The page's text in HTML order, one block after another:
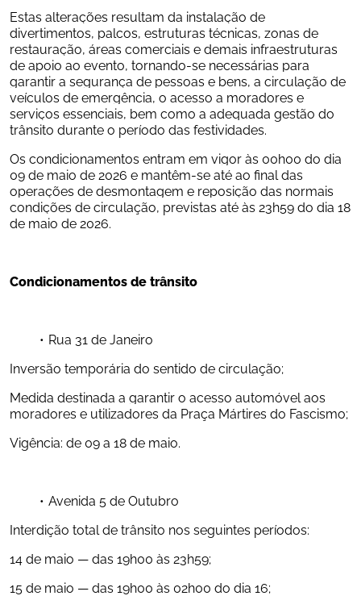
Estas alterações resultam da instalação de
divertimentos, palcos, estruturas técnicas, zonas de
restauração, áreas comerciais e demais infraestruturas
de apoio ao evento, tornando-se necessárias para
garantir a segurança de pessoas e bens, a circulação de
veículos de emergência, o acesso a moradores e
serviços essenciais, bem como a adequada gestão do
trânsito durante o período das festividades.
Os condicionamentos entram em vigor às 00h00 do dia
09 de maio de 2026 e mantêm-se até ao final das
operações de desmontagem e reposição das normais
condições de circulação, previstas até às 23h59 do dia 18
de maio de 2026.
Condicionamentos de trânsito
Rua 31 de Janeiro
Inversão temporária do sentido de circulação;
Medida destinada a garantir o acesso automóvel aos
moradores e utilizadores da Praça Mártires do Fascismo;
Vigência: de 09 a 18 de maio.
Avenida 5 de Outubro
Interdição total de trânsito nos seguintes períodos:
14 de maio — das 19h00 às 23h59;
15 de maio — das 19h00 às 02h00 do dia 16;